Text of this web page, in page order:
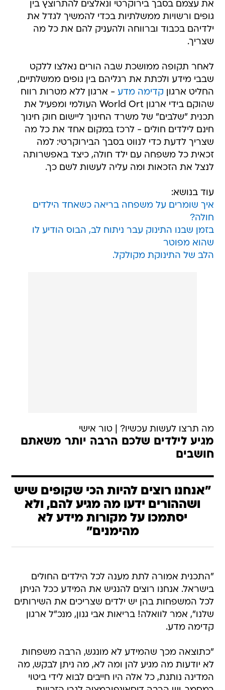
את עצמם בסבך בירוקרטי ונאלצים להתרוצץ בין
גופים ורשויות ממשלתיות בכדי להמשיך לגדל את
ילדיהם בכבוד וברווחה ולהעניק להם את כל מה
שצריך.
לאחר תקופה ממושכת שבה הורים נאלצו ללקט
שבבי מידע ולכתת את רגליהם בין גופים ממשלתיים,
החליט ארגון קדימה מדע - ארגון ללא מטרות רווח
שהוקם בידי ארגון World Ort העולמי ומפעיל את
תכנית "שלבים" של משרד החינוך ליישום חוק חינוך
חינם לילדים חולים - לרכז במקום אחד את כל מה
שצריך לדעת כדי לנווט בסבך הבירוקרטי: למה
זכאית כל משפחה עם ילד חולה, כיצד באפשרותה
לנצל את הזכאות ומה עליה לעשות לשם כך.
עוד בנושא:
איך שומרים על משפחה בריאה כשאחד הילדים
חולה?
בזמן שבנו התינוק עבר ניתוח לב, הבוס הודיע לו
שהוא מפוטר
הלב של התינוקת מקולקל.
מה תרצו לעשות עכשיו? | טור אישי
מגיע לילדים שלכם הרבה יותר משאתם
חושבים
"אנחנו רוצים להיות הכי שקופים שיש
ושההורים ידעו מה מגיע להם, ולא
יסתמכו על מקורות מידע לא
מהימנים"
"התכנית אמורה לתת מענה לכל הילדים החולים
בישראל. אנחנו רוצים להנגיש את המידע ככל הניתן
לכל המשפחות בהן יש ילדים שצריכים את השירותים
שלנו", אמר לוואלה! בריאות אבי גנון, מנכ"ל ארגון
קדימה מדע.
"כתוצאה מכך שהמידע לא מונגש, הרבה משפחות
לא יודעות מה מגיע להן ומה לא, מה ניתן לבקש, מה
המדינה נותנת, כל אלה היו חייבים לבוא לידי ביטוי